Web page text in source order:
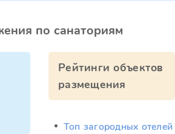
по санаториям
Рейтинги объектов
размещения
Топ загородных отелей